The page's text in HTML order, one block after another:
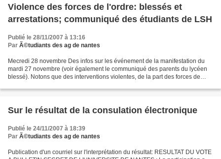
Violence des forces de l'ordre: blessés et
arrestations; communiqué des étudiants de LSH
Publié le 28/11/2007 à 13:16
Par Ã©tudiants des ag de nantes
Mecredi 28 novembre Des infos sur les événement de la manifestation du
mardi 27 novembre (voir également le communiqué des parents du lycéen
blessé). Notons que des interventions violentes, de la part des forces de
Sur le résultat de la consulation électronique
Publié le 24/11/2007 à 18:39
Par Ã©tudiants des ag de nantes
Publication d'un courriel sur l'interprétation du résultat: RESULTAT DU VOTE